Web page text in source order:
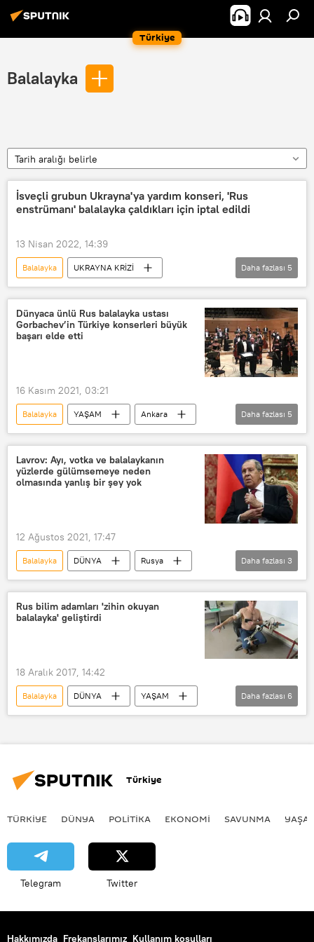
Türkiye
Balalayka
Tarih aralığı belirle
İsveçli grubun Ukrayna'ya yardım konseri, 'Rus
enstrümanı' balalayka çaldıkları için iptal edildi
13 Nisan 2022, 14:39
Balalayka
UKRAYNA KRİZİ
Ukrayna
Rusya
İsveç
Müzik
Konser iptal
Daha fazlası 5
Dünyaca ünlü Rus balalayka ustası
Gorbachev’in Türkiye konserleri büyük
başarı elde etti
16 Kasım 2021, 03:21
Balalayka YAŞAM
Ankara
İstanbul
Rus
besteci
virtüöz
Andrey Gorbachev
Daha fazlası 5
Lavrov: Ayı, votka ve balalaykanın
yüzlerde gülümsemeye neden
olmasında yanlış bir şey yok
12 Ağustos 2021, 17:47
Balalayka DÜNYA
Rusya
Sergey Lavrov
votka ayı
Daha fazlası 3
Rus bilim adamları 'zihin okuyan
balalayka' geliştirdi
18 Aralık 2017, 14:42
Balalayka DÜNYA
YAŞAM
Bilim
Haberler
Rusya
Daha fazlası 6
Türkiye
TÜRKIYE DÜNYA POLİTİKA EKONOMİ SAVUNMA
Telegram Twitter
Hakkımızda Frekanslarımız Kullanım koşulları